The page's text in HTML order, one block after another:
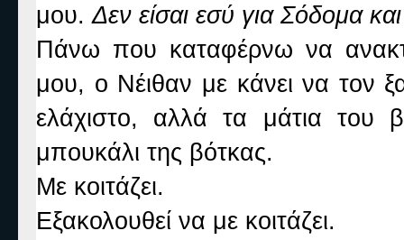
μου. Δεν είσαι εσύ για Σόδομα
Πάνω που καταφέρνω να
μου, ο Νέιθαν με κάνει να τον
ελάχιστο, αλλά τα μάτια
μπουκάλι της βότκας.
Με κοιτάζει.
Εξακολουθεί να με κοιτάζει.